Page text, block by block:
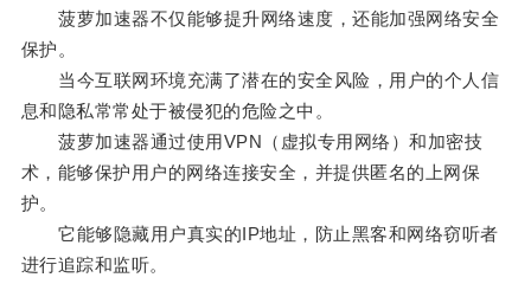
菠萝加速器不仅能够提升网络速度，还能加强网络安全
保护。
当今互联网环境充满了潜在的安全风险，用户的个人信
息和隐私常常处于被侵犯的危险之中。
菠萝加速器通过使用VPN（虚拟专用网络）和加密技
术，能够保护用户的网络连接安全，并提供匿名的上网保
护。
它能够隐藏用户真实的IP地址，防止黑客和网络窃听者
进行追踪和监听。